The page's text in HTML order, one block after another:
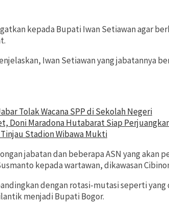
kepada Bupati Iwan Setiawan agar
Iwan Setiawan yang jabatannya
Tolak Wacana SPP di Sekolah Negeri
Doni Maradona Hutabarat Siap
Tinjau Stadion Wibawa Mukti
jabatan dan beberapa ASN yang
kepada wartawan, dikawasan
dengan rotasi-mutasi seperti
menjadi Bupati Bogor.